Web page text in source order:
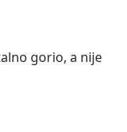
gorio, a nije